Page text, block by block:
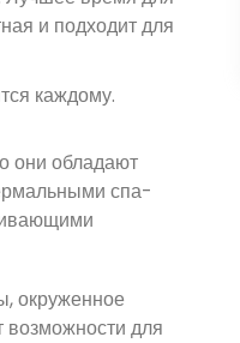
и подходит для
каждому.
они обладают
спа-
окруженное
возможности для